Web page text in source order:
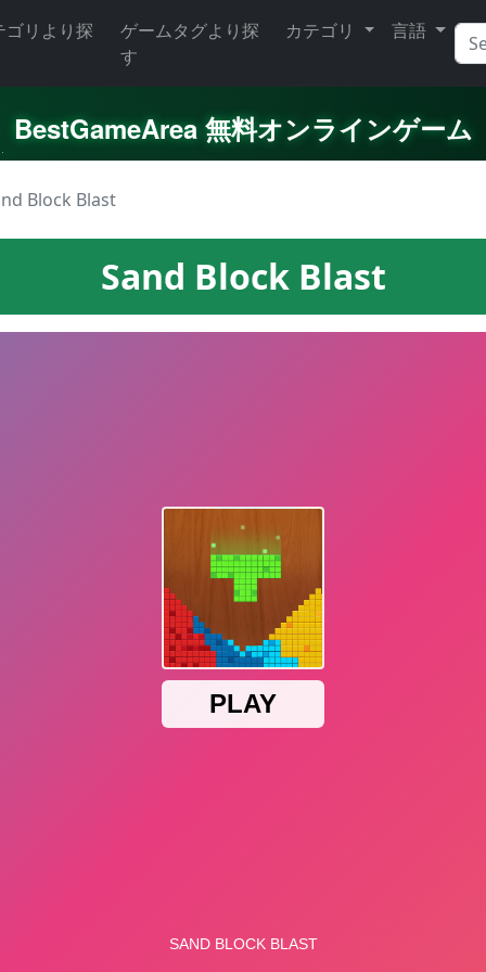
ゴリより探
ゲームタグより探
す
カテゴリ 言語
BestGameArea 無料オンラインゲーム
Block Blast
Sand Block Blast